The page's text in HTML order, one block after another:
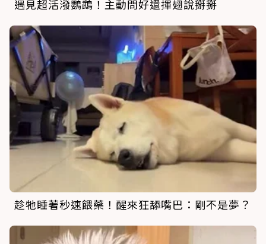
遇見超活潑鸚鵡！主動問好還揮翅說掰掰
趁牠睡著秒速餵藥！醒來狂舔嘴巴：剛不是夢？